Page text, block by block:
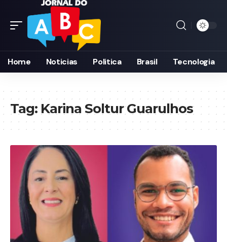
Home Noticias Politica Brasil Tecnologia
Tag: Karina Soltur Guarulhos